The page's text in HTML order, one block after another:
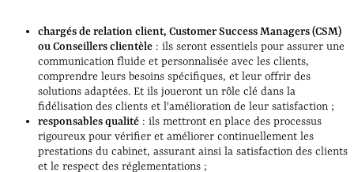
chargés de relation client, Customer Success Managers (CSM)
ou Conseillers clientèle : ils seront essentiels pour assurer une
communication fluide et personnalisée avec les clients,
comprendre leurs besoins spécifiques, et leur offrir des
solutions adaptées. Et ils joueront un rôle clé dans la
fidélisation des clients et l'amélioration de leur satisfaction ;
responsables qualité : ils mettront en place des processus
rigoureux pour vérifier et améliorer continuellement les
prestations du cabinet, assurant ainsi la satisfaction des clients
et le respect des réglementations ;